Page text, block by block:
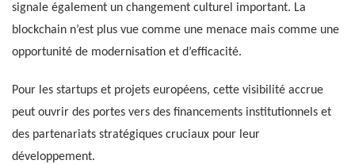
signale également un changement culturel important. La
blockchain n’est plus vue comme une menace mais comme une
opportunité de modernisation et d’efficacité.
Pour les startups et projets européens, cette visibilité accrue
peut ouvrir des portes vers des financements institutionnels et
des partenariats stratégiques cruciaux pour leur
développement.